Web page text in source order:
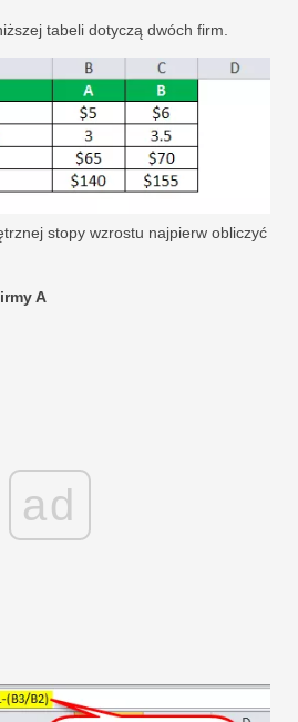
tabeli dotyczą dwóch firm.
stopy wzrostu najpierw obliczyć
A
ad